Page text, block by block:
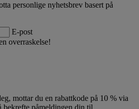
personlige nyhetsbrev basert på
E-post
overraskelse!
mottar du en rabattkode på 10 % via
bekrefte påmeldingen din til